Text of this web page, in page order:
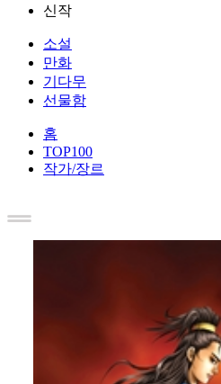
신작
소설
만화
기다무
선물함
홈
TOP100
작가/장르